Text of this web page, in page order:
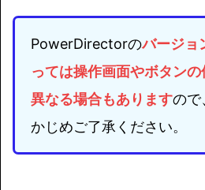
PowerDirectorのバージョ
っては操作画面やボタンの
異なる場合もありますので
かじめご了承ください。